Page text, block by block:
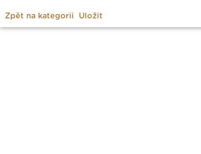
Zpět na kategorii Uložit